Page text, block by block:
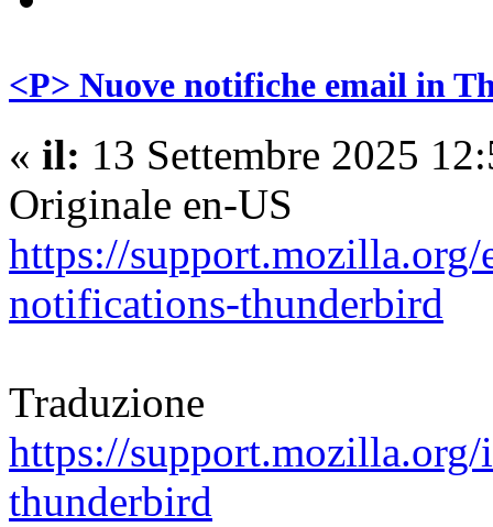
<P> Nuove notifiche email in
« il: 13 Settembre 2025
Originale en-US
https://
notifications-thunderbird
Traduzione
https://
thunderbird